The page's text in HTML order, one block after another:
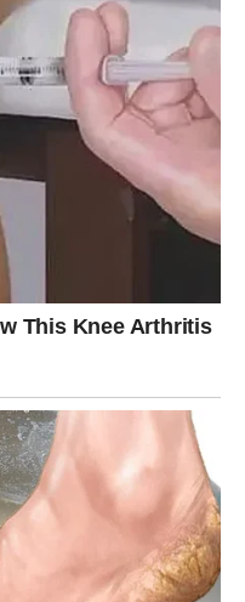
uspjeha u ovom
projekte i ideje.
period u kojem se
promjene,
posao donosi nove
mentalnu povezanost i
za promjene i da ne
u fazu u kojoj